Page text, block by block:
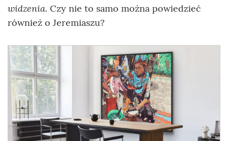
widzenia. Czy nie to samo można powiedzieć
również o Jeremiaszu?